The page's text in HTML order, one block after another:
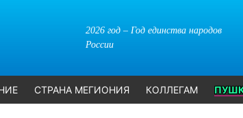
2026 год – Год единства народов
России
СТРАНА МЕГИОНИЯ КОЛЛЕГАМ